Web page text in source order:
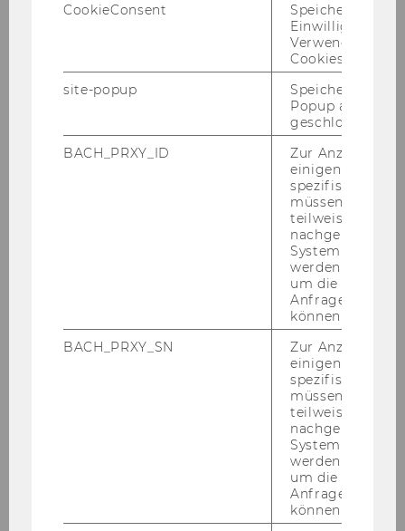
10. Juli 2026
F. Artner-​Herzberg glos­siert in Heft 7 des ÖBA
eine ak­tu­el­le Ent­schei­dung des OGH zur Zu­läs­
sig­keit von Flug­um­bu­chungs­ge­büh­ren.
Forschungszirkel Wirtschaftsprivatrecht
Beim von C. Kie­taibl mit­ver­an­stal­te­ten For­
schungs­zir­kel Wirt­schafts­pri­vat­recht trägt D.
Schindl zur Be­din­gungs­ver­ei­te­lung vor.
CookieConsent
Speichert Ihre
Einwilligung zur
Verwendung von
Cookies.
site-popup
Speichert ob ein
Popup
geschlossen
BACH_PRXY_ID
Zur Anzeige von
einigen WU-
spezifischen
müssen
teilweise von
nachgelagerten
System
werden.
um die Antwort
Anfrage
können.
BACH_PRXY_SN
Zur Anzeige von
einigen WU-
spezifischen
müssen
teilweise von
nachgelagerten
System
werden.
um die Antwort
Anfrage
können.